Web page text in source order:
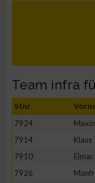
Team infra
Stnr
7924
7914
Klaus
7910
Elmar
7926